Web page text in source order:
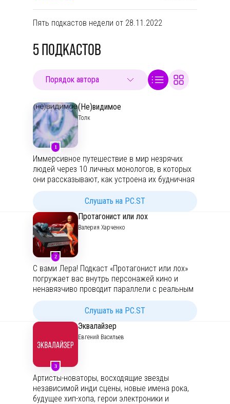
Пять подкастов недели от 28.11.2022
5ПОДКАСТОВ
1
(Не)видимое
Толк
Иммерсивное путешествие в мир незрячих
людей через 10 личных монологов, в которых
они рассказывают, как устроена их будничная
сны? Как путешествуют и смотрят кино?
Подкаст сделан студией Толк:
Авторы идеи:https://www.mayofree.ru
По всем вопросам:
Слушать на PC.ST
2
Протагонист или лох
Валерия Харченко
С вами Лера! Подкаст «Протагонист или лох»
погружает вас внутрь персонажей кино и
ненавязчиво проводит параллели с реальным
героями франшиз или, как получается, что на
экране всегда есть тот образ, что так
идеально описывает нас самих? Если
рефлексия и немного эскапизма вам близки,
то мы подружимся.
Предупреждаю: формат исключительно
развлекательный. На экспертность автор не
претендует!
Слушать на PC.ST
3
Эквалайзер
Евгений Васильев
Артисты-новаторы, восходящие звезды
независимой инди сцены, новые имена рока,
будущее хип-хопа, герои электроники и